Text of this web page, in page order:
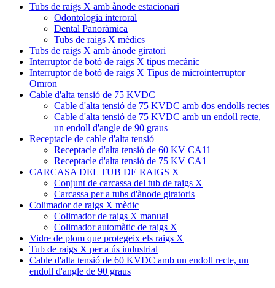
Tubs de raigs X amb ànode estacionari
Odontologia interoral
Dental Panoràmica
Tubs de raigs X mèdics
Tubs de raigs X amb ànode giratori
Interruptor de botó de raigs X tipus mecànic
Interruptor de botó de raigs X Tipus de microinterruptor
Omron
Cable d'alta tensió de 75 KVDC
Cable d'alta tensió de 75 KVDC amb dos endolls rectes
Cable d'alta tensió de 75 KVDC amb un endoll recte,
un endoll d'angle de 90 graus
Receptacle de cable d'alta tensió
Receptacle d'alta tensió de 60 KV CA11
Receptacle d'alta tensió de 75 KV CA1
CARCASA DEL TUB DE RAIGS X
Conjunt de carcassa del tub de raigs X
Carcassa per a tubs d'ànode giratoris
Colimador de raigs X mèdic
Colimador de raigs X manual
Colimador automàtic de raigs X
Vidre de plom que protegeix els raigs X
Tub de raigs X per a ús industrial
Cable d'alta tensió de 60 KVDC amb un endoll recte, un
endoll d'angle de 90 graus